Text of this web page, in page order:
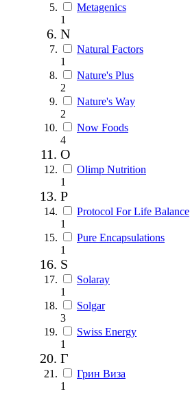
Metagenics
1
N
Natural Factors
1
Nature's Plus
2
Nature's Way
2
Now Foods
4
O
Olimp Nutrition
1
P
Protocol For Life Balance
1
Pure Encapsulations
1
S
Solaray
1
Solgar
3
Swiss Energy
1
Г
Грин Виза
1